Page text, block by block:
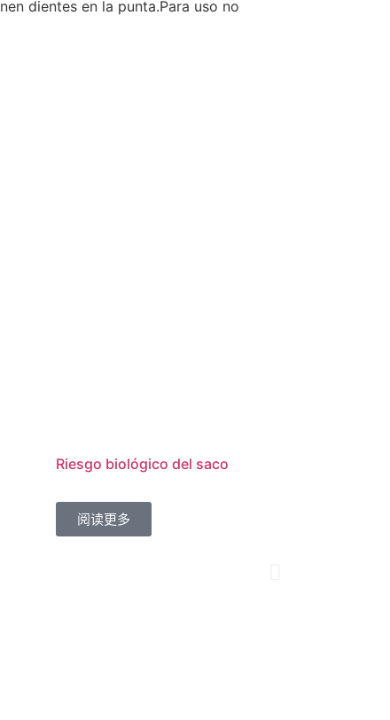
dientes en la punta.Para uso no
Riesgo biológico del saco
阅读更多
año de cooperación con